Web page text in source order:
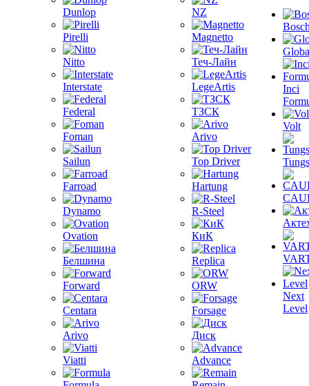
Dunlop
Pirelli
Nitto
Interstate
Federal
Foman
Sailun
Farroad
Dynamo
Ovation
Белшина
Forward
Centara
Arivo
Viatti
NZ
Magnetto
Теч-Лайн
LegeArtis
ТЗСК
Arivo
Top Driver
Hartung
R-Steel
КиК
Replica
ORW
Forsage
Диск
Advance
Inci
Volt
Next
Level